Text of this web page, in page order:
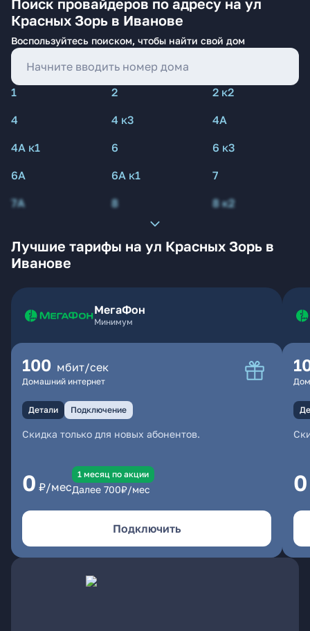
Поиск провайдеров по адресу на ул
Красных Зорь в Иванове
Воспользуйтесь поиском, чтобы найти свой дом
1 2
2 к2
4
4 к3
4А
4А к1
6
6 к3
6А
6А к1
7
7А
8 8 к2
Лучшие тарифы на ул Красных Зорь в
Иванове
МегаФон
Минимум
100 мбит/сек
Домашний интернет
Детали Подключение
Скидка только для новых абонентов.
0 ₽/мес
1 месяц по акции
Далее 700₽/мес
Подключить
0